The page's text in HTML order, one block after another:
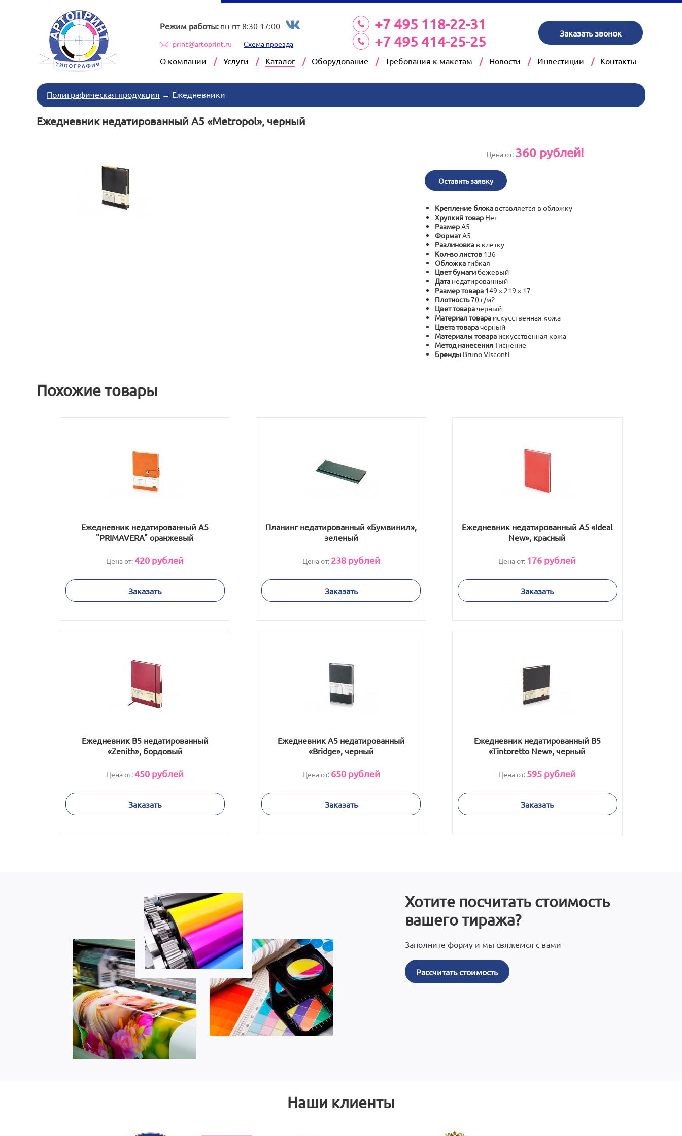
Режим работы: пн-пт 8:30 17:00
print@artoprint.ru Схема проезда
+7 495 118-22-31
+7 495 414-25-25
Заказать звонок
О компании Услуги Каталог Оборудование Требования к макетам Новости Инвестиции Контакты
Полиграфическая продукция → Ежедневники
Ежедневник недатированный А5 «Metropol», черный
Цена от: 360рублей!
Оставить заявку
Крепление блока вставляется в обложку
Хрупкий товар Нет
РазмерА5
ФорматА5
Разлиновка в клетку
Кол-во листов 136
Обложка гибкая
Цвет бумаги бежевый
Дата недатированный
Размер товара 149 х 219 х 17
Плотность70 г/м2
Цвет товарачерный
Материал товара искусственная кожа
Цвета товарачерный
Материалы товара искусственная кожа
Метод нанесения Тиснение
Бренды Bruno Visconti
Похожие товары
Ежедневник недатированный А5
"PRIMAVERA" оранжевый
Цена от:420 рублей
Заказать
Планинг недатированный «Бумвинил»,
зеленый
Цена от: 238рублей
Заказать
Ежедневник недатированный А5 «Ideal
New», красный
Цена от: 176 рублей
Заказать
Ежедневник В5 недатированный
«Zenith», бордовый
Цена от:450 рублей
Заказать
Ежедневник А5 недатированный
«Bridge», черный
Цена от: 650рублей
Заказать
Ежедневник недатированный B5
«Tintoretto New», черный
Цена от: 595 рублей
Заказать
Хотите посчитать стоимость
вашего тиража?
Заполните форму и мы свяжемся с вами
Рассчитать стоимость
Наши клиенты